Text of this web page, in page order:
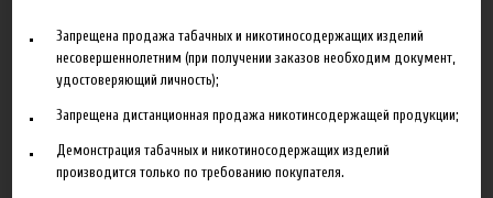
В корзину
Добавить в сравнение
Запрещена продажа табачных и никотиносодержащих изделий
несовершеннолетним (при получении заказов необходим документ,
удостоверяющий личность);
Запрещена дистанционная продажа никотинсодержащей продукции;
Демонстрация табачных и никотиносодержащих изделий
производится только по требованию покупателя.